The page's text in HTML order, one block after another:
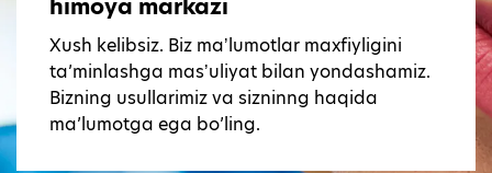
himoya markazi
Xush kelibsiz. Biz maʼlumotlar maxfiyligini
ta’minlashga masʼuliyat bilan yondashamiz.
Bizning usullarimiz va sizninng haqida
ma’lumotga ega bo’ling.